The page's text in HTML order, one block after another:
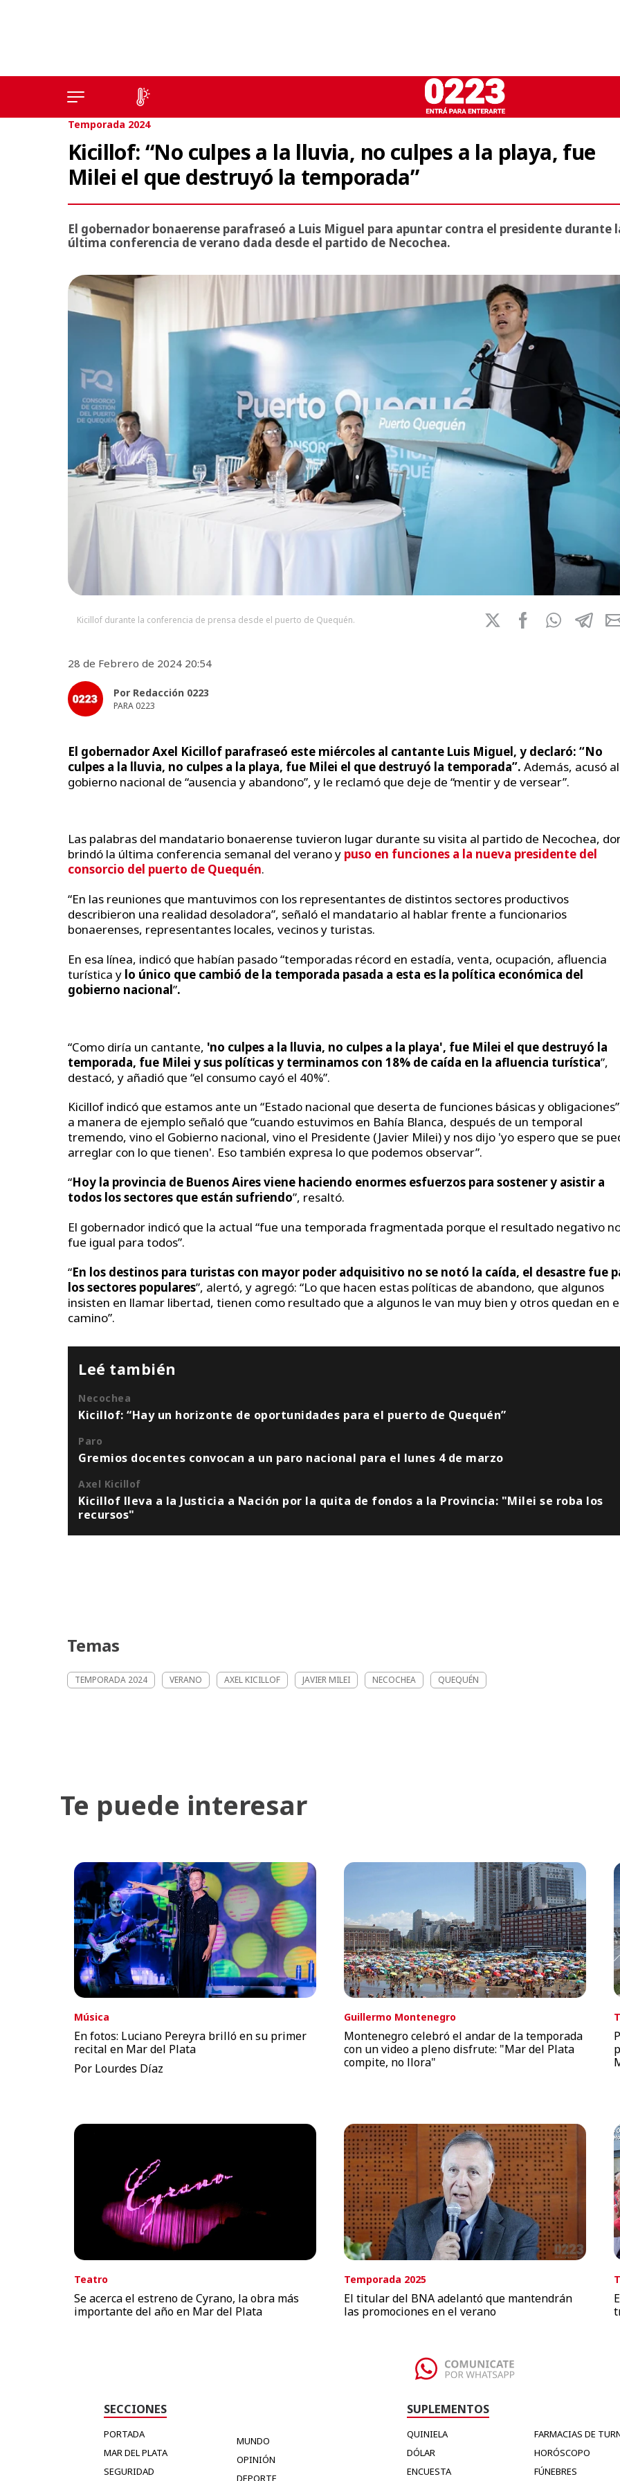
Temporada 2024
Kicillof: “No culpes a la lluvia, no culpes a la playa, fue
Milei el que destruyó la temporada”
El gobernador bonaerense parafraseó a Luis Miguel para apuntar contra el presidente durante
última conferencia de verano dada desde el partido de Necochea.
Kicillof durante la conferencia de prensa desde el puerto de Quequén.
28 de Febrero de 2024 20:54
Por Redacción 0223
PARA 0223
El gobernador Axel Kicillof parafraseó este miércoles al cantante Luis Miguel, y declaró: “No
culpes a la lluvia, no culpes a la playa, fue Milei el que destruyó la temporada”. Además, acusó al
gobierno nacional de “ausencia y abandono”, y le reclamó que deje de “mentir y de versear”.
Las palabras del mandatario bonaerense tuvieron lugar durante su visita al partido de Necochea,
brindó la última conferencia semanal del verano y puso en funciones a la nueva presidente del
consorcio del puerto de Quequén.
“En las reuniones que mantuvimos con los representantes de distintos sectores productivos
describieron una realidad desoladora”, señaló el mandatario al hablar frente a funcionarios
bonaerenses, representantes locales, vecinos y turistas.
En esa línea, indicó que habían pasado “temporadas récord en estadía, venta, ocupación, afluencia
turística y lo único que cambió de la temporada pasada a esta es la política económica del
gobierno nacional”.
“Como diría un cantante, 'no culpes a la lluvia, no culpes a la playa', fue Milei el que destruyó la
temporada, fue Milei y sus políticas y terminamos con 18% de caída en la afluencia turística”,
destacó, y añadió que “el consumo cayó el 40%”.
Kicillof indicó que estamos ante un “Estado nacional que deserta de funciones básicas y
a manera de ejemplo señaló que “cuando estuvimos en Bahía Blanca, después de un temporal
tremendo, vino el Gobierno nacional, vino el Presidente (Javier Milei) y nos dijo 'yo espero que se
arreglar con lo que tienen'. Eso también expresa lo que podemos observar”.
“Hoy la provincia de Buenos Aires viene haciendo enormes esfuerzos para sostener y asistir a
todos los sectores que están sufriendo”, resaltó.
El gobernador indicó que la actual “fue una temporada fragmentada porque el resultado negativo
fue igual para todos”.
“En los destinos para turistas con mayor poder adquisitivo no se notó la caída, el desastre fue
los sectores populares”, alertó, y agregó: “Lo que hacen estas políticas de abandono, que algunos
insisten en llamar libertad, tienen como resultado que a algunos le van muy bien y otros quedan en
camino”.
Leé también
Necochea
Kicillof: “Hay un horizonte de oportunidades para el puerto de Quequén”
Paro
Gremios docentes convocan a un paro nacional para el lunes 4 de marzo
Axel Kicillof
Kicillof lleva a la Justicia a Nación por la quita de fondos a la Provincia: "Milei se roba los
recursos"
Temas
TEMPORADA 2024 VERANO AXEL KICILLOF JAVIER MILEI NECOCHEA QUEQUÉN
Te puede interesar
Música
En fotos: Luciano Pereyra brilló en su primer
recital en Mar del Plata
Por Lourdes Díaz
Guillermo Montenegro
Montenegro celebró el andar de la temporada
con un video a pleno disfrute: "Mar del Plata
compite, no llora"
Teatro
Se acerca el estreno de Cyrano, la obra más
importante del año en Mar del Plata
Temporada 2025
El titular del BNA adelantó que mantendrán
las promociones en el verano
SECCIONES
PORTADA
MAR DEL PLATA
SEGURIDAD
MUNDO
OPINIÓN
DEPORTE
SUPLEMENTOS
QUINIELA
DÓLAR
ENCUESTA
FARMACIAS DE
HORÓSCOPO
FÚNEBRES